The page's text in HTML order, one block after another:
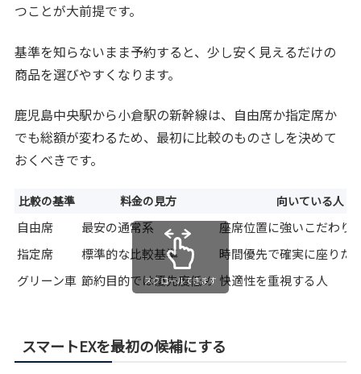
つことが大前提です。
基準を知らないまま予約すると、少し安く見えるだけの
商品を選びやすくなります。
鹿児島中央駅から小倉駅の新幹線は、自由席か指定席か
でも総額が変わるため、最初に比較のものさしを決めて
おくべきです。
比較の基準 料金の見方 向いている人
自由席 最安の通常系
座席位置に強いこだわり
指定席
標準的な比較基準
時間優先で確実に座りた
グリーン車 節約目的では優先度低め 快適性を重視する人
スクロールできます
スマートEXを最初の候補にする